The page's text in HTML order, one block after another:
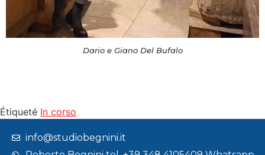
Dario e Giano Del Bufalo
Étiqueté In corso
info@studiobegnini.it